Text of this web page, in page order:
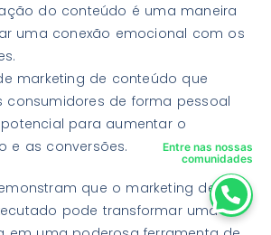
Entre nas nossas
comunidades
do conteúdo é uma maneira
uma conexão emocional com os
marketing de conteúdo que
consumidores de forma pessoal
para aumentar o
e as conversões.
que o marketing de
pode transformar uma